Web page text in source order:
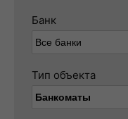
Банк
Тип объекта